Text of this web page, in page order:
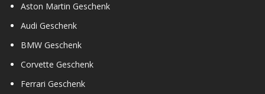
Aston Martin Geschenk
Audi Geschenk
BMW Geschenk
Corvette Geschenk
Ferrari Geschenk